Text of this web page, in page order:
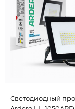
Светодиодный